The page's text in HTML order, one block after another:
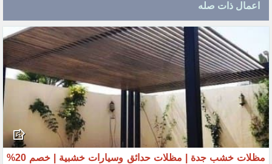
اعمال ذات صله
مظلات خشب جدة | مظلات حدائق وسيارات خشبية | خصم 20%